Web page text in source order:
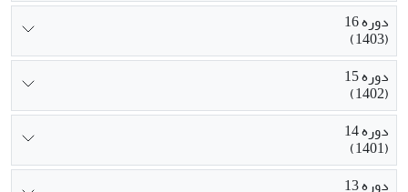
دوره 16
(1403)
دوره 15
(1402)
دوره 14
(1401)
دوره 13